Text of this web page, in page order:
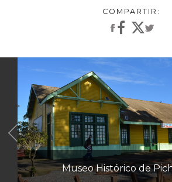
Museo Histórico de Pichilemu
Anterior